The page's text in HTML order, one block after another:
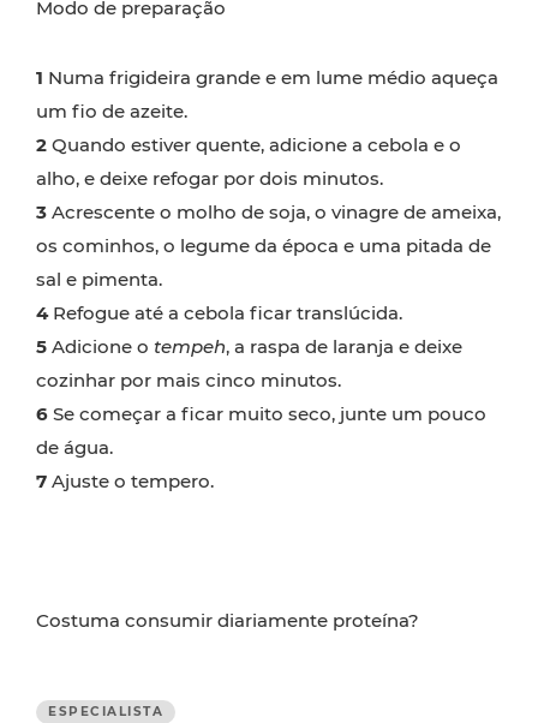
Modo de preparação
1 Numa frigideira grande e em lume médio aqueça
um fio de azeite.
2 Quando estiver quente, adicione a cebola e o
alho, e deixe refogar por dois minutos.
3 Acrescente o molho de soja, o vinagre de ameixa,
os cominhos, o legume da época e uma pitada de
sal e pimenta.
4Refogue até a cebola ficar translúcida.
5 Adicione o tempeh, a raspa de laranja e deixe
cozinhar por mais cinco minutos.
6 Se começar a ficar muito seco, junte um pouco
de água.
7 Ajuste o tempero.
Costuma consumir diariamente proteína?
ESPECIALISTA